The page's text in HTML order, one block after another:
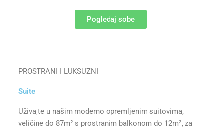
Pogledaj sobe
PROSTRANI I LUKSUZNI
Suite
Uživajte u našim moderno opremljenim suitovima,
veličine do 87m² s prostranim balkonom do 12m², za